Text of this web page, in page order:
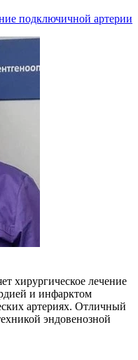
подключичной артерии
хирургическое лечение
и инфарктом
артериях. Отличный
эндовенозной